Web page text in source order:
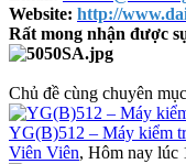
Website: http://
Rất mong nhận được
Chủ đề cùng chuyên mục
YG(B)512 – Máy kiểm
Viên Viên, Hôm nay lúc